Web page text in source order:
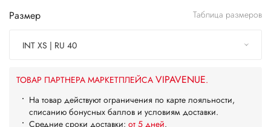
Размер Таблица размеров
INT XS | RU 40
ТОВАР ПАРТНЕРА МАРКЕТПЛЕЙСА VIPAVENUE.
На товар действуют ограничения по карте лояльности,
списанию бонусных баллов и условиям доставки.
Средние сроки доставки: от 5 дней.